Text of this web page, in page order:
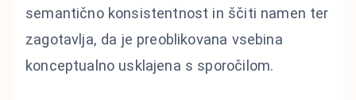
semantično konsistentnost in ščiti namen ter
zagotavlja, da je preoblikovana vsebina
konceptualno usklajena s sporočilom.